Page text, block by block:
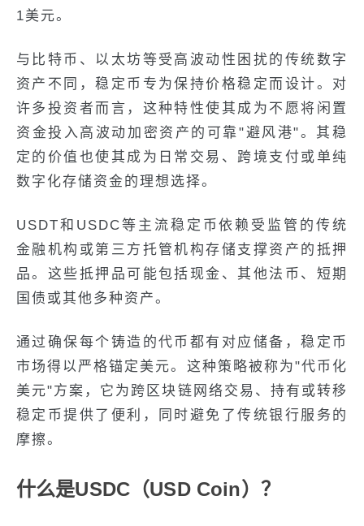
1美元。
与比特币、以太坊等受高波动性困扰的传统数字
资产不同，稳定币专为保持价格稳定而设计。对
许多投资者而言，这种特性使其成为不愿将闲置
资金投入高波动加密资产的可靠"避风港"。其稳
定的价值也使其成为日常交易、跨境支付或单纯
数字化存储资金的理想选择。
USDT和USDC等主流稳定币依赖受监管的传统
金融机构或第三方托管机构存储支撑资产的抵押
品。这些抵押品可能包括现金、其他法币、短期
国债或其他多种资产。
通过确保每个铸造的代币都有对应储备，稳定币
市场得以严格锚定美元。这种策略被称为"代币化
美元"方案，它为跨区块链网络交易、持有或转移
稳定币提供了便利，同时避免了传统银行服务的
摩擦。
什么是USDC（USD Coin）？